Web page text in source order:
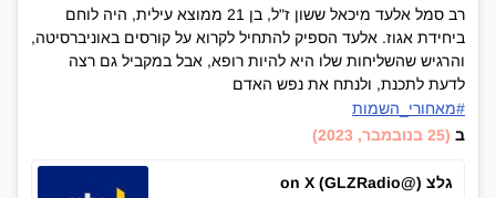
רב סמל אלעד מיכאל ששון ז"ל, בן 21 ממוצא עילית, היה לוחם
ביחידת אגוז. אלעד הספיק להתחיל לקרוא על קורסים באוניברסיטה,
והרגיש שהשליחות שלו היא להיות רופא, אבל במקביל גם רצה
לדעת לתכנת, ולנתח את נפש האדם
#מאחורי_השמות
ב (25 בנובמבר, 2023)
גלצ (@GLZRadio) on X